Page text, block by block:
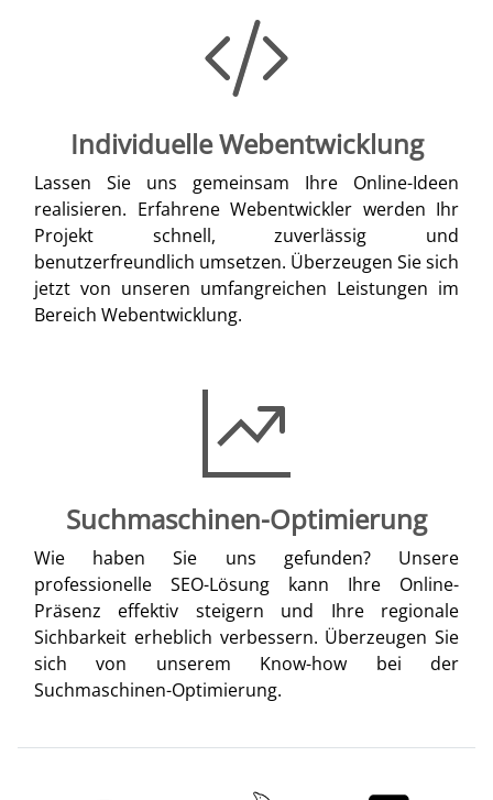
Individuelle Webentwicklung
Lassen Sie uns gemeinsam Ihre Online-Ideen
realisieren. Erfahrene Webentwickler werden Ihr
Projekt schnell, zuverlässig und
benutzerfreundlich umsetzen. Überzeugen Sie sich
jetzt von unseren umfangreichen Leistungen im
Bereich Webentwicklung.
Suchmaschinen-Optimierung
Wie haben Sie uns gefunden? Unsere
professionelle SEO-Lösung kann Ihre Online-
Präsenz effektiv steigern und Ihre regionale
Sichbarkeit erheblich verbessern. Überzeugen Sie
sich von unserem Know-how bei der
Suchmaschinen-Optimierung.